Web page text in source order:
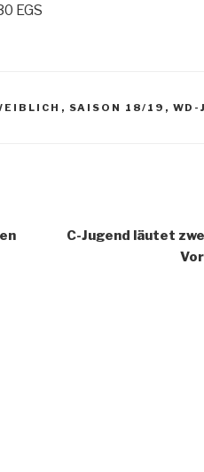
EGS
, SAISON 18/19 , WD-
C-Jugend läutet